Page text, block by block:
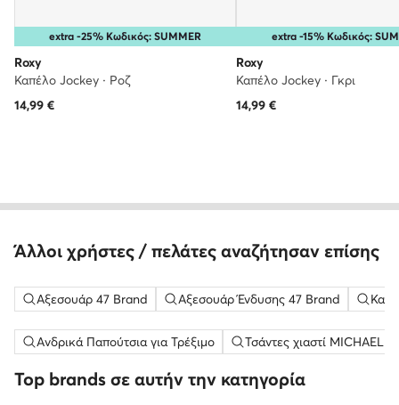
extra -25% Κωδικός: SUMMER
Roxy
Καπέλο Jockey · Ροζ
14,99 €
extra -15% Κωδικός:
Roxy
Καπέλο Jockey · Γκρι
14,99€
Άλλοι χρήστες / πελάτες αναζήτησαν επίσης
Αξεσουάρ 47 Brand Αξεσουάρ Ένδυσης 47 Brand
Ανδρικά Παπούτσια για Τρέξιμο Τσάντες χιαστί MICHAEL
Top brands σε αυτήν την κατηγορία